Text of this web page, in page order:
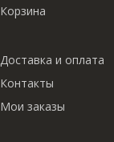
Корзина
Доставка и оплата
Контакты
Мои заказы